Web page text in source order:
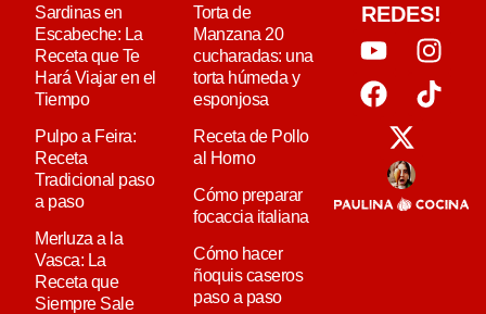
Sardinas en
Escabeche: La
Receta que Te
Hará Viajar en el
Tiempo
Pulpo a Feira:
Receta
Tradicional paso
a paso
Merluza a la
Vasca: La
Receta que
Siempre Sale
Torta de
Manzana 20
cucharadas: una
torta húmeda y
esponjosa
Receta de Pollo
al Horno
Cómo preparar
focaccia italiana
Cómo hacer
ñoquis caseros
paso a paso
REDES!